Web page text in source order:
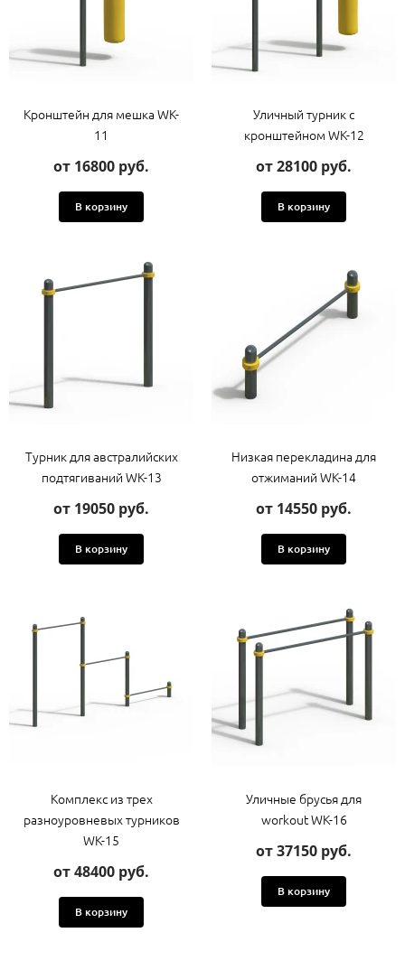
Кронштейн для мешка WK-
11
от 16800 руб.
В корзину
Уличный турник с
кронштейном WK-12
от 28100 руб.
В корзину
Турник для австралийских
подтягиваний WK-13
от 19050 руб.
В корзину
Низкая перекладина для
отжиманий WK-14
от 14550 руб.
В корзину
Комплекс из трех
разноуровневых турников
WK-15
от 48400 руб.
В корзину
Уличные брусья для
workout WK-16
от 37150 руб.
В корзину